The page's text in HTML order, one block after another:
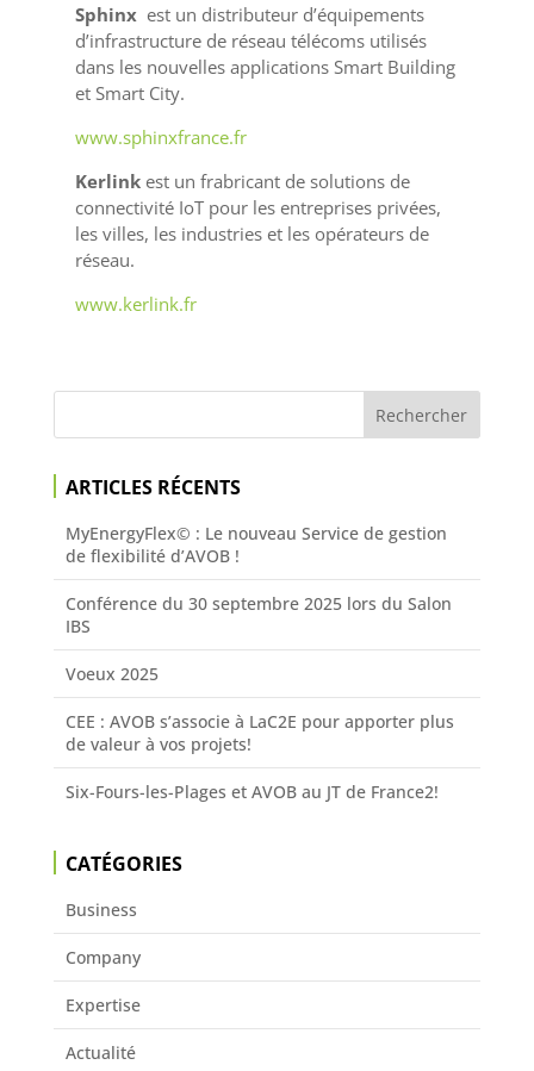
Sphinxest un distributeur d’équipements
d’infrastructure de réseau télécoms utilisés
dans les nouvelles applications Smart Building
et Smart City.
www.sphinxfrance.fr
Kerlinkest un frabricant de solutions de
connectivité IoT pour les entreprises privées,
les villes, les industries et les opérateurs de
réseau.
www.kerlink.fr
ARTICLES RÉCENTS
MyEnergyFlex© : Le nouveau Service de gestion
de flexibilité d’AVOB !
Conférence du 30 septembre 2025 lors du Salon
IBS
Voeux 2025
CEE : AVOB s’associe à LaC2E pour apporter plus
de valeur à vos projets!
Six-Fours-les-Plages et AVOB au JT de France2!
CATÉGORIES
Business
Company
Expertise
Actualité